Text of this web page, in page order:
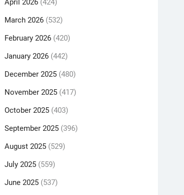
April 2026 (424)
March 2026 (532)
February 2026 (420)
January 2026 (442)
December 2025 (480)
November 2025 (417)
October 2025 (403)
September 2025 (396)
August 2025 (529)
July 2025 (559)
June 2025 (537)